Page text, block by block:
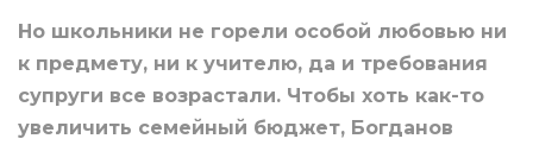
Но школьники не горели особой любовью ни
к предмету, ни к учителю, да и требования
супруги все возрастали. Чтобы хоть как-то
увеличить семейный бюджет, Богданов